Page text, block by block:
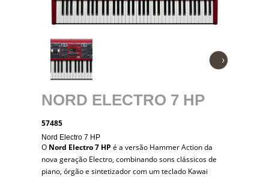
›
NORD ELECTRO 7 HP
57485
Nord Electro 7 HP
O Nord Electro 7 HP é a versão Hammer Action da
nova geração Electro, combinando sons clássicos de
piano, órgão e sintetizador com um teclado Kawai